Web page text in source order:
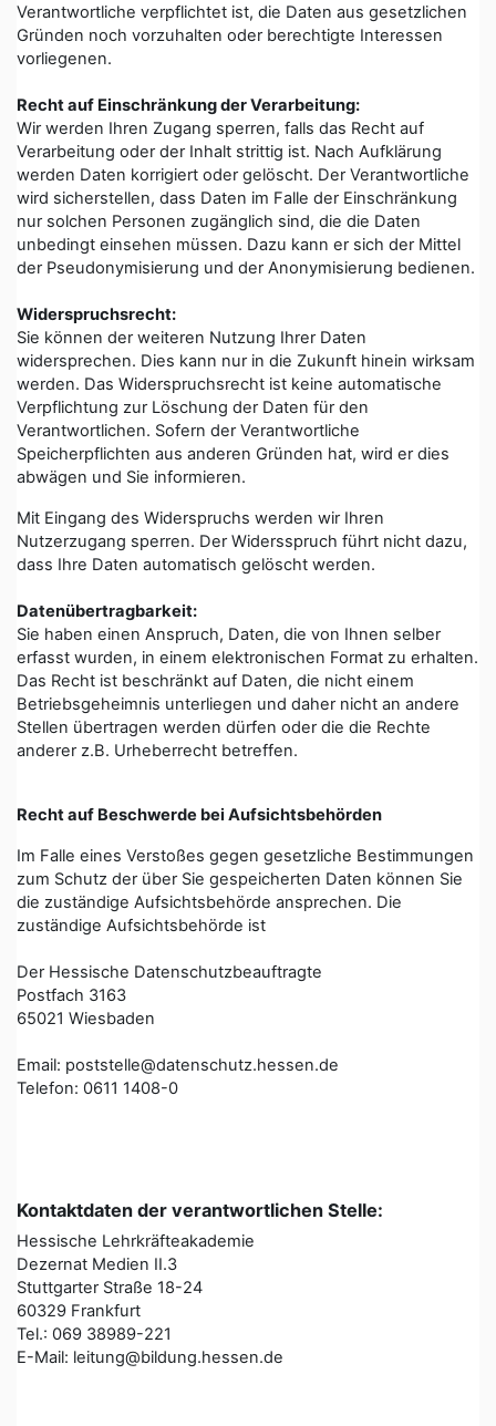
Verantwortliche verpflichtet ist, die Daten aus gesetzlichen
Gründen noch vorzuhalten oder berechtigte Interessen
vorliegenen.
Recht auf Einschränkung der Verarbeitung:
Wir werden Ihren Zugang sperren, falls das Recht auf
Verarbeitung oder der Inhalt strittig ist. Nach Aufklärung
werden Daten korrigiert oder gelöscht. Der Verantwortliche
wird sicherstellen, dass Daten im Falle der Einschränkung
nur solchen Personen zugänglich sind, die die Daten
unbedingt einsehen müssen. Dazu kann er sich der Mittel
der Pseudonymisierung und der Anonymisierung bedienen.
Widerspruchsrecht:
Sie können der weiteren Nutzung Ihrer Daten
widersprechen. Dies kann nur in die Zukunft hinein wirksam
werden. Das Widerspruchsrecht ist keine automatische
Verpflichtung zur Löschung der Daten für den
Verantwortlichen. Sofern der Verantwortliche
Speicherpflichten aus anderen Gründen hat, wird er dies
abwägen und Sie informieren.
Mit Eingang des Widerspruchs werden wir Ihren
Nutzerzugang sperren. Der Widersspruch führt nicht dazu,
dass Ihre Daten automatisch gelöscht werden.
Datenübertragbarkeit:
Sie haben einen Anspruch, Daten, die von Ihnen selber
erfasst wurden, in einem elektronischen Format zu erhalten.
Das Recht ist beschränkt auf Daten, die nicht einem
Betriebsgeheimnis unterliegen und daher nicht an andere
Stellen übertragen werden dürfen oder die die Rechte
anderer z.B. Urheberrecht betreffen.
Recht auf Beschwerde bei Aufsichtsbehörden
Im Falle eines Verstoßes gegen gesetzliche Bestimmungen
zum Schutz der über Sie gespeicherten Daten können Sie
die zuständige Aufsichtsbehörde ansprechen. Die
zuständige Aufsichtsbehörde ist
Der Hessische Datenschutzbeauftragte
Postfach 3163
65021 Wiesbaden
Email: poststelle@datenschutz.hessen.de
Telefon: 0611 1408-0
Kontaktdaten der verantwortlichen Stelle:
Hessische Lehrkräfteakademie
Dezernat Medien II.3
Stuttgarter Straße 18-24
60329 Frankfurt
Tel.: 069 38989-221
E-Mail: leitung@bildung.hessen.de